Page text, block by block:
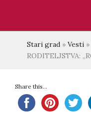
Stari grad » Vesti »
RODITELJSTVA:
Share this...